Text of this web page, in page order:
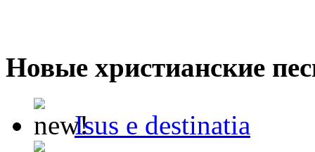
Новые христианские
Isus e destinatia